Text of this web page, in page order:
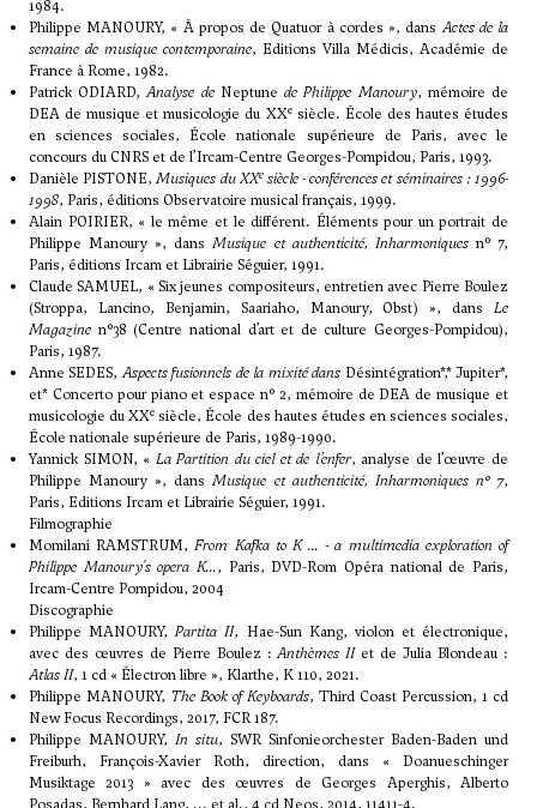
1984.
Philippe MANOURY, « À propos de Quatuor à cordes », dansActes de la
semaine de musique contemporaine, Editions Villa Médicis, Académie de
France à Rome, 1982.
Patrick ODIARD,Analyse deNeptunede Philippe Manoury, mémoire de
DEA de musique et musicologie du XXesiècle. École des hautes études
en sciences sociales, École nationale supérieure de Paris, avec le
concours du CNRS et de l’Ircam-Centre Georges-Pompidou, Paris, 1993.
Danièle PISTONE,Musiques du XXesiècle - conférences et séminaires : 1996-
1998, Paris, éditions Observatoire musical français, 1999.
Alain POIRIER, « le même et le différent. Éléments pour un portrait de
Philippe Manoury », dansMusique et authenticité, Inharmoniquesn° 7,
Paris, éditions Ircam et Librairie Séguier, 1991.
Claude SAMUEL, « Six jeunes compositeurs, entretien avec Pierre Boulez
(Stroppa, Lancino, Benjamin, Saariaho, Manoury, Obst) », dans Le
Magazine n°38 (Centre national d’art et de culture Georges-Pompidou),
Paris, 1987.
Anne SEDES,Aspects fusionnels de la mixité dans Désintégration*,* Jupiter*,
et* Concerto pour piano et espace n° 2, mémoire de DEA de musique et
musicologie du XXe siècle, École des hautes études en sciences sociales,
École nationale supérieure de Paris, 1989-1990.
Yannick SIMON, « La Partition du ciel et de l’enfer, analyse de l’œuvre de
Philippe Manoury », dansMusique et authenticité, Inharmoniques n° 7,
Paris, Editions Ircam et Librairie Séguier, 1991.
Filmographie
Momilani RAMSTRUM,From Kafka to K ... - a multimedia exploration of
Philippe Manoury's opera K..., Paris, DVD-Rom Opéra national de Paris,
Ircam-Centre Pompidou, 2004
Discographie
Philippe MANOURY,Partita II, Hae-Sun Kang, violon et électronique,
avec des œuvres de Pierre Boulez :Anthèmes IIet de Julia Blondeau :
Atlas II, 1 cd « Électron libre », Klarthe, K 110, 2021.
Philippe MANOURY, The Book of Keyboards, Third Coast Percussion, 1 cd
New Focus Recordings, 2017, FCR 187.
Philippe MANOURY, In situ, SWR Sinfonieorchester Baden-Baden und
Freiburh, François-Xavier Roth, direction, dans « Doanueschinger
Musiktage 2013 » avec des œuvres de Georges Aperghis, Alberto